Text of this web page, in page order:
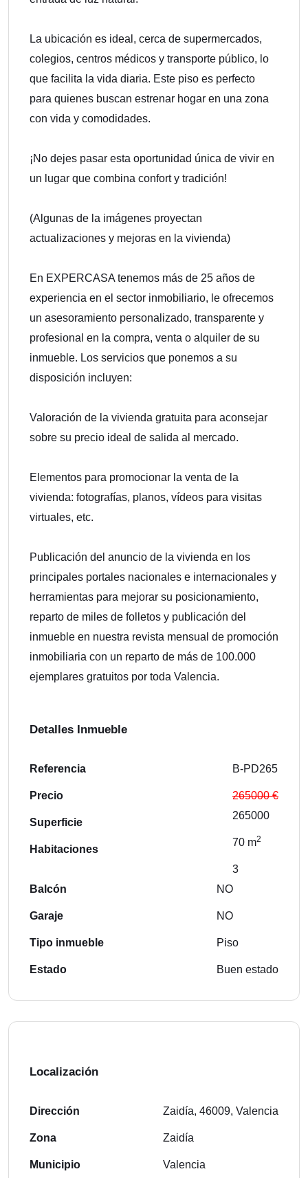
La ubicación es ideal, cerca de supermercados,
colegios, centros médicos y transporte público, lo
que facilita la vida diaria. Este piso es perfecto
para quienes buscan estrenar hogar en una zona
con vida y comodidades.
¡No dejes pasar esta oportunidad única de vivir en
un lugar que combina confort y tradición!
(Algunas de la imágenes proyectan
actualizaciones y mejoras en la vivienda)
En EXPERCASA tenemos más de 25 años de
experiencia en el sector inmobiliario, le ofrecemos
un asesoramiento personalizado, transparente y
profesional en la compra, venta o alquiler de su
inmueble. Los servicios que ponemos a su
disposición incluyen:
Valoración de la vivienda gratuita para aconsejar
sobre su precio ideal de salida al mercado.
Elementos para promocionar la venta de la
vivienda: fotografías, planos, vídeos para visitas
virtuales, etc.
Publicación del anuncio de la vivienda en los
principales portales nacionales e internacionales y
herramientas para mejorar su posicionamiento,
reparto de miles de folletos y publicación del
inmueble en nuestra revista mensual de promoción
inmobiliaria con un reparto de más de 100.000
ejemplares gratuitos por toda Valencia.
Detalles Inmueble
Referencia
Precio
Superficie
Habitaciones
B-PD265
265000 €
265000
70 m2
3
Balcón
Garaje
Tipo inmueble
Estado
NO
NO
Piso
Buen estado
Localización
Dirección
Zona
Municipio
Zaidía, 46009, Valencia
Zaidía
Valencia